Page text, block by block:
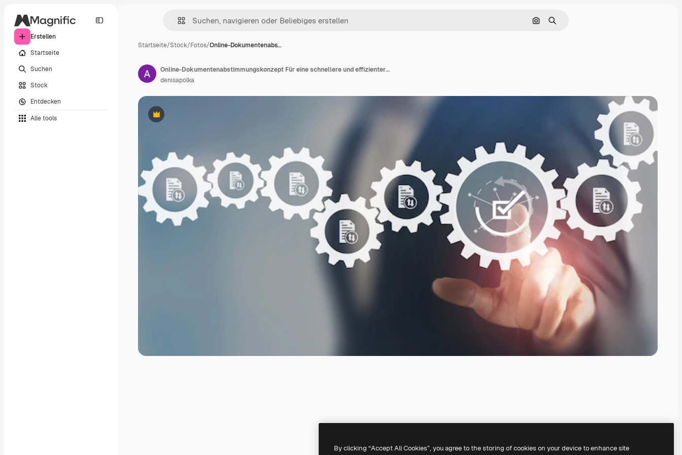
Erstellen
Startseite
Suchen
Stock
Entdecken
Alle tools
Nach Bild suchen
Suchen
Startseite/Stock/Fotos/Online-Dokumentenabs…
Premium
Online-Dokumentenabstimmungskonzept Für eine schnellere und effizientere Genehmigung von Dokumenten, die die Notwendigkeit von manuellem Papierarbeit beseitigt und Fehler reduziert, spart Zeit und Geld E Dokumentenverwaltung
denisapolka
By clicking “Accept All Cookies”, you agree to the storing of cookies on your device to enhance site